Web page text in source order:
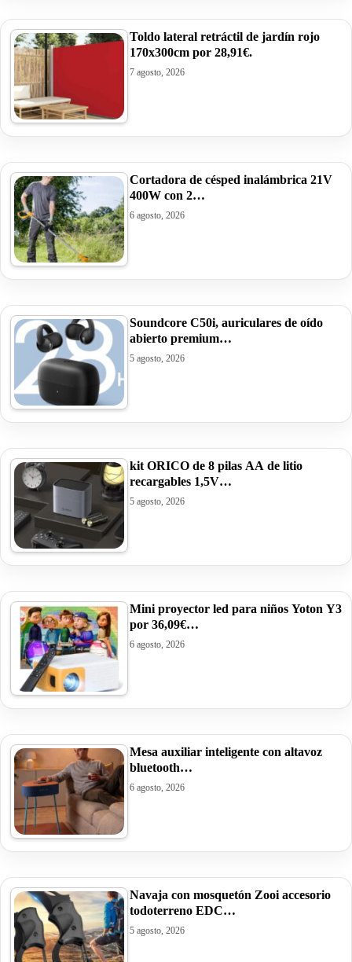
Toldo lateral retráctil de jardín rojo
170x300cm por 28,91€.
7 agosto, 2026
Cortadora de césped inalámbrica 21V
400W con 2…
6 agosto, 2026
Soundcore C50i, auriculares de oído
abierto premium…
5 agosto, 2026
kit ORICO de 8 pilas AA de litio
recargables 1,5V…
5 agosto, 2026
Mini proyector led para niños Yoton Y3
por 36,09€…
6 agosto, 2026
Mesa auxiliar inteligente con altavoz
bluetooth…
6 agosto, 2026
Navaja con mosquetón Zooi accesorio
todoterreno EDC…
5 agosto, 2026